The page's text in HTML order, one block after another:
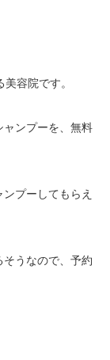
容院です。
ャンプーを、無料
プーしてもらえ
うなので、予約